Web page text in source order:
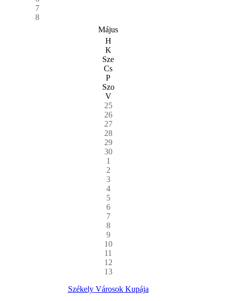
7
8
Május
H
K
Sze
Cs
P
Szo
V
25
26
27
28
29
30
1
2
3
4
5
6
7
8
9
10
11
12
13
Székely Városok Kupája